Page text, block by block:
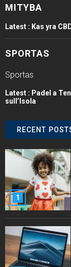
MITYBA
Latest : Kas yra
SPORTAS
Sportas
Latest : Padel a
sull’Isola
RECENT
1